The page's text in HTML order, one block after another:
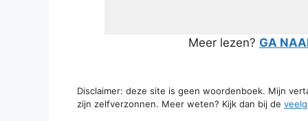
Meer lezen? GA
Disclaimer: deze site is geen woordenboek. Mijn
zijn zelfverzonnen. Meer weten? Kijk dan bij de